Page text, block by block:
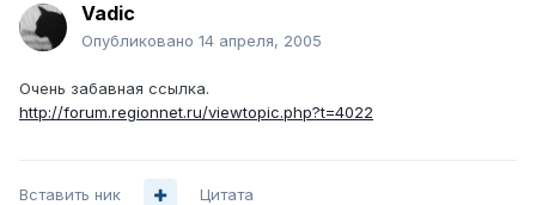
Vadic
Опубликовано 14 апреля, 2005
Очень забавная ссылка.
http://forum.regionnet.ru/viewtopic.php?t=4022
Вставить ник Цитата